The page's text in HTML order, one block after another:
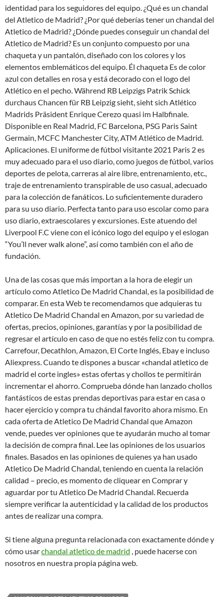
identidad para los seguidores del equipo. ¿Qué es un chandal
del Atletico de Madrid? ¿Por qué deberías tener un chandal del
Atletico de Madrid? ¿Dónde puedes conseguir un chandal del
Atletico de Madrid? Es un conjunto compuesto por una
chaqueta y un pantalón, diseñado con los colores y los
elementos emblemáticos del equipo. Él chaqueta Es de color
azul con detalles en rosa y está decorado con el logo del
Atlético en el pecho. Während RB Leipzigs Patrik Schick
durchaus Chancen für RB Leipzig sieht, sieht sich Atlético
Madrids Präsident Enrique Cerezo quasi im Halbfinale.
Disponible en Real Madrid, FC Barcelona, PSG Paris Saint
Germain, MCFC Manchester City, ATM Atlético de Madrid.
Aplicaciones. El uniforme de fútbol visitante 2021 Paris 2 es
muy adecuado para el uso diario, como juegos de fútbol, varios
deportes de pelota, carreras al aire libre, entrenamiento, etc.,
traje de entrenamiento transpirable de uso casual, adecuado
para la colección de fanáticos. Lo suficientemente duradero
para su uso diario. Perfecta tanto para uso escolar como para
uso diario, extraescolares y excursiones. Este atuendo del
Liverpool F.C viene con el icónico logo del equipo y el eslogan
“You’ll never walk alone”, así como también con el año de
fundación.
Una de las cosas que más importan a la hora de elegir un
artículo como Atletico De Madrid Chandal, es la posibilidad de
comparar. En esta Web te recomendamos que adquieras tu
Atletico De Madrid Chandal en Amazon, por su variedad de
ofertas, precios, opiniones, garantías y por la posibilidad de
regresar el artículo en caso de que no estés feliz con tu compra.
Carrefour, Decathlon, Amazon, El Corte Inglés, Ebay e incluso
Aliexpress. Cuando te dispones a buscar «chandal atletico de
madrid el corte ingles» estas ofertas y chollos te permitirán
incrementar el ahorro. Comprueba dónde han lanzado chollos
fantásticos de estas prendas deportivas para estar en casa o
hacer ejercicio y compra tu chándal favorito ahora mismo. En
cada oferta de Atletico De Madrid Chandal que Amazon
vende, puedes ver opiniones que te ayudarán mucho al tomar
la decisión de compra final. Lee las opiniones de los usuarios
finales. Basados en las opiniones de quienes ya han usado
Atletico De Madrid Chandal, teniendo en cuenta la relación
calidad – precio, es momento de cliquear en Comprar y
aguardar por tu Atletico De Madrid Chandal. Recuerda
siempre verificar la autenticidad y la calidad de los productos
antes de realizar una compra.
Si tiene alguna pregunta relacionada con exactamente dónde y
cómo usarchandal atletico de madrid , puede hacerse con
nosotros en nuestra propia página web.